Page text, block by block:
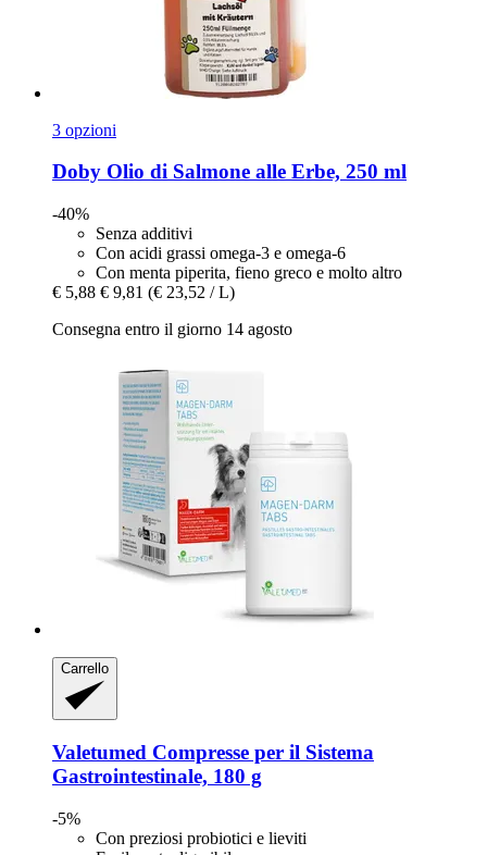
3 opzioni
Doby Olio di Salmone alle Erbe, 250 ml
-40%
Senza additivi
Con acidi grassi omega-3 e omega-6
Con menta piperita, fieno greco e molto altro
€ 5,88 € 9,81 (€ 23,52 / L)
Consegna entro il giorno 14 agosto
Carrello
Valetumed Compresse per il Sistema
Gastrointestinale, 180 g
-5%
Con preziosi probiotici e lieviti